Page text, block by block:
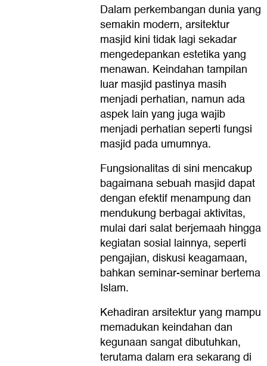
Dalam perkembangan dunia yang
semakin modern, arsitektur
masjid kini tidak lagi sekadar
mengedepankan estetika yang
menawan. Keindahan tampilan
luar masjid pastinya masih
menjadi perhatian, namun ada
aspek lain yang juga wajib
menjadi perhatian seperti fungsi
masjid pada umumnya.
Fungsionalitas di sini mencakup
bagaimana sebuah masjid dapat
dengan efektif menampung dan
mendukung berbagai aktivitas,
mulai dari salat berjemaah hingga
kegiatan sosial lainnya, seperti
pengajian, diskusi keagamaan,
bahkan seminar-seminar bertema
Islam.
Kehadiran arsitektur yang mampu
memadukan keindahan dan
kegunaan sangat dibutuhkan,
terutama dalam era sekarang di